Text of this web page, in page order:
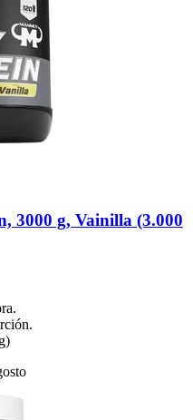
3000 g, Vainilla (3.000